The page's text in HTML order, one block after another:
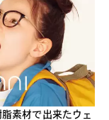
素材で出来たウェ